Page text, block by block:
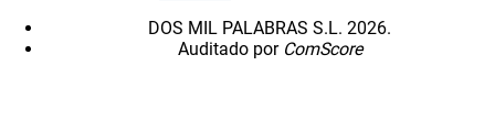
DOS MIL PALABRAS S.L. 2026.
Auditado por ComScore